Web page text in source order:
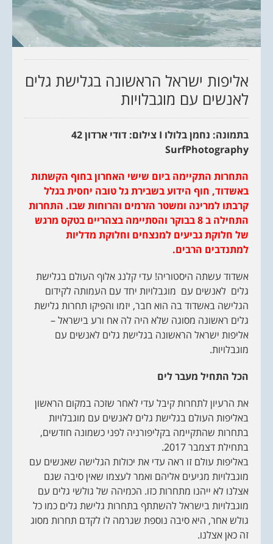
אליפות ישראל הראשונה בגלישת גלים
לאנשים עם מוגבלויות
בתמונה: נחמן בלולו I צילום: דודי ארדון42
SurfPhotography
התחרות התקיימה ביום שישי האחרון בחוף הקשתות
באשדוד, חוף הידוע בשבירת גל טובה יחסית בגלל
קרבתו למרינה ומשטר הזרמים והרוחות שבו. התחרות
התחילה ב 8 בבוקר והסתיימה בצהריים בטקס מרגש
של חלוקת גביעים למנצחים וחלוקת מדליות
למתנדבים הרבים.
אשדוד עשתה היסטוריה! עדי קלנג אלוף העולם בגלישת
גלים לאנשים עם מוגבלויות יחד עם העמותה לקידום
הגלישה באשדוד בה הוא חבר, יזמו והפיקו תחרות גלישת
גלים ראשונה מסוגה שלא היה לה אח ורע בישראל –
אליפות ישראל הראשונה בגלישת גלים לאנשים עם
מוגבלויות.
הכל התחיל מעבר לים
את הרעיון לתחרות קיבל עדי לאחר שזכה במקום הראשון
באליפות העולם בגלישת גלים לאנשים עם מוגבלויות
בתחרות שהתקיימה בקליפורניה לפני כשמונה חודשים,
בתחילת דצמבר 2017.
באליפות עולם זו ראה עדי את יכולות הגלישה שאנשים עם
מוגבלויות מגיעים אליהם ואמר לעצמו שאין סיבה שגם
אצלנו לא ייהנו מתחרות כזו. הכמיהה של גולשי גלים עם
מוגבלויות בישראל להשתתף בתחרות גלישת גלים כמו כל
גולש אחר, היא סיבה נוספת שגרמה לו לקדם תחרות מסוג
זה כאן אצלנו.